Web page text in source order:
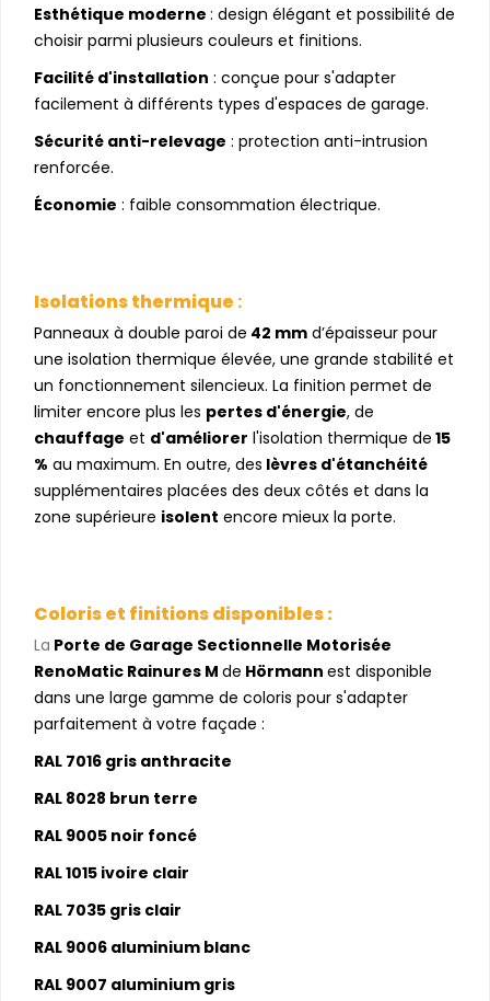
Esthétique moderne : design élégant et possibilité de
choisir parmi plusieurs couleurs et finitions.
Facilité d'installation : conçue pour s'adapter
facilement à différents types d'espaces de garage.
Sécurité anti-relevage : protection anti-intrusion
renforcée.
Économie : faible consommation électrique.
Isolations thermique :
Panneaux à double paroi de 42 mm d’épaisseur pour
une isolation thermique élevée, une grande stabilité et
un fonctionnement silencieux. La finition permet de
limiter encore plus les pertes d'énergie, de
chauffage et d'améliorer l'isolation thermique de 15
% au maximum. En outre, des lèvres d'étanchéité
supplémentaires placées des deux côtés et dans la
zone supérieure isolent encore mieux la porte.
Coloris et finitions disponibles :
La Porte de Garage Sectionnelle Motorisée
RenoMatic Rainures M de Hörmann est disponible
dans une large gamme de coloris pour s'adapter
parfaitement à votre façade :
RAL 7016 gris anthracite
RAL 8028 brun terre
RAL 9005 noir foncé
RAL 1015 ivoire clair
RAL 7035 gris clair
RAL 9006 aluminium blanc
RAL 9007 aluminium gris